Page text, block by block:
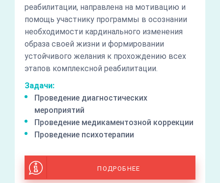
реабилитации, направлена на мотивацию и
помощь участнику программы в осознании
необходимости кардинального изменения
образа своей жизни и формировании
устойчивого желания к прохождению всех
этапов комплексной реабилитации.
Задачи:
Проведение диагностических
мероприятий
Проведение медикаментозной коррекции
Проведение психотерапии
ПОДРОБНЕЕ